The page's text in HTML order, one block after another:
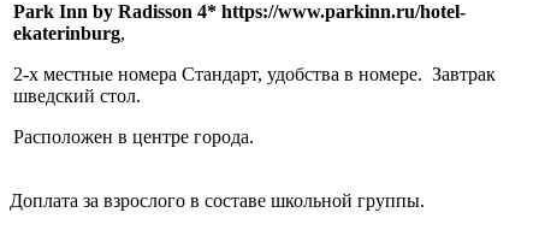
Park Inn by Radisson 4* https://www.parkinn.ru/hotel-
ekaterinburg,
2-х местные номера Стандарт, удобства в номере. Завтрак
шведский стол.
Расположен в центре города.
Доплата за взрослого в составе школьной группы.